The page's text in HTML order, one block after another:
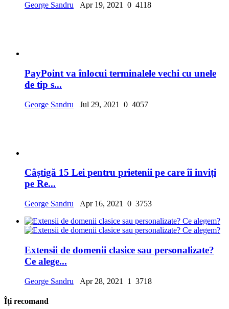
George Sandru Apr 19, 2021 0 4118
PayPoint va înlocui terminalele vechi cu unele
de tip s...
George Sandru Jul 29, 2021 0 4057
Câștigă 15 Lei pentru prietenii pe care îi inviți
pe Re...
George Sandru Apr 16, 2021 0 3753
Extensii de domenii clasice sau personalizate?
Ce alege...
George Sandru Apr 28, 2021 1 3718
Îți recomand